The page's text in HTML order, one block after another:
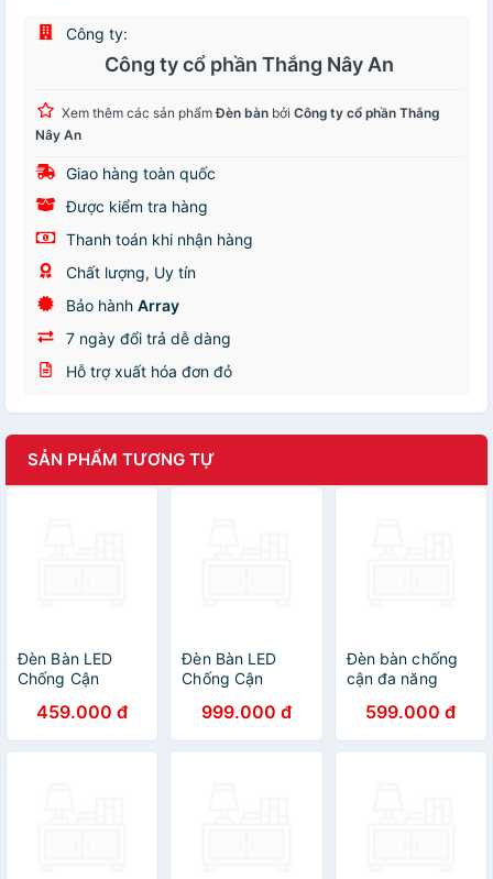
Công ty:
Công ty cổ phần Thắng Nây An
Xem thêm các sản phẩmĐèn bàn bởi Công ty cổ phần Thắng
Nây An
Giao hàng toàn quốc
Được kiểm tra hàng
Thanh toán khi nhận hàng
Chất lượng, Uy tín
Bảo hành Array
7 ngày đổi trả dễ dàng
Hỗ trợ xuất hóa đơn đỏ
SẢN PHẨM TƯƠNG TỰ
Đèn Bàn LED
Chống Cận
- Màu Xanh
459.000 đ
Đèn Bàn LED
Chống Cận
Hàng chính hãng
999.000 đ
Đèn bàn chống
cận đa năng
Hàng chính hãng
599.000 đ